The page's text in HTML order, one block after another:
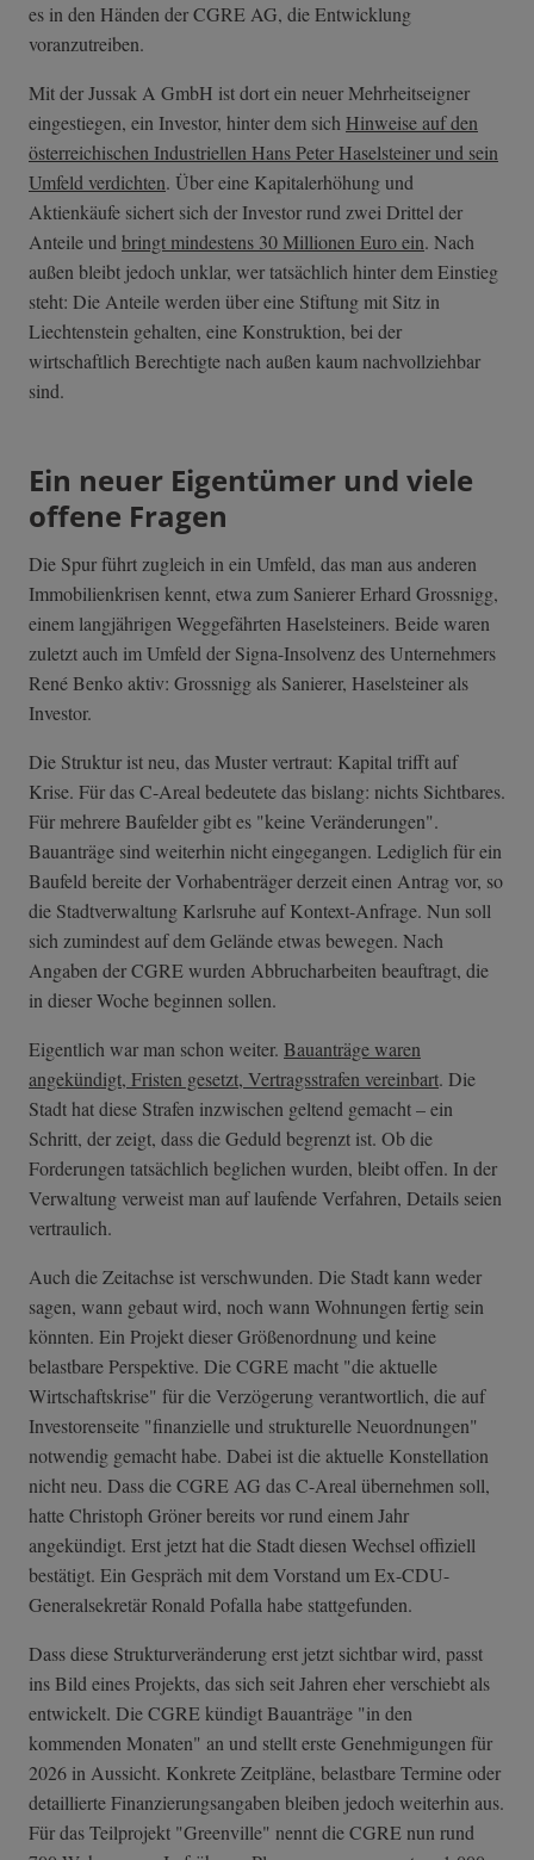
es in den Händen der CGRE AG, die Entwicklung
voranzutreiben.
Mit der Jussak A GmbH ist dort ein neuer Mehrheitseigner
eingestiegen, ein Investor, hinter dem sichHinweise auf den
österreichischen Industriellen Hans Peter Haselsteiner und sein
Umfeld verdichten. Über eine Kapitalerhöhung und
Aktienkäufe sichert sich der Investor rund zwei Drittel der
Anteile undbringt mindestens 30 Millionen Euro ein. Nach
außen bleibt jedoch unklar, wer tatsächlich hinter dem Einstieg
steht: Die Anteile werden über eine Stiftung mit Sitz in
Liechtenstein gehalten, eine Konstruktion, bei der
wirtschaftlich Berechtigte nach außen kaum nachvollziehbar
sind.
Ein neuer Eigentümer und viele
offene Fragen
Die Spur führt zugleich in ein Umfeld, das man aus anderen
Immobilienkrisen kennt, etwa zum Sanierer Erhard Grossnigg,
einem langjährigen Weggefährten Haselsteiners. Beide waren
zuletzt auch im Umfeld der Signa-Insolvenz des Unternehmers
René Benko aktiv: Grossnigg als Sanierer, Haselsteiner als
Investor.
Die Struktur ist neu, das Muster vertraut: Kapital trifft auf
Krise. Für das C-Areal bedeutete das bislang: nichts Sichtbares.
Für mehrere Baufelder gibt es "keine Veränderungen".
Bauanträge sind weiterhin nicht eingegangen. Lediglich für ein
Baufeld bereite der Vorhabenträger derzeit einen Antrag vor, so
die Stadtverwaltung Karlsruhe auf Kontext-Anfrage. Nun soll
sich zumindest auf dem Gelände etwas bewegen. Nach
Angaben der CGRE wurden Abbrucharbeiten beauftragt, die
in dieser Woche beginnen sollen.
Eigentlich war man schon weiter. Bauanträge waren
angekündigt, Fristen gesetzt, Vertragsstrafen vereinbart. Die
Stadt hat diese Strafen inzwischen geltend gemacht – ein
Schritt, der zeigt, dass die Geduld begrenzt ist. Ob die
Forderungen tatsächlich beglichen wurden, bleibt offen. In der
Verwaltung verweist man auf laufende Verfahren, Details seien
vertraulich.
Auch die Zeitachse ist verschwunden. Die Stadt kann weder
sagen, wann gebaut wird, noch wann Wohnungen fertig sein
könnten. Ein Projekt dieser Größenordnung und keine
belastbare Perspektive. Die CGRE macht "die aktuelle
Wirtschaftskrise" für die Verzögerung verantwortlich, die auf
Investorenseite "finanzielle und strukturelle Neuordnungen"
notwendig gemacht habe. Dabei ist die aktuelle Konstellation
nicht neu. Dass die CGRE AG das C-Areal übernehmen soll,
hatte Christoph Gröner bereits vor rund einem Jahr
angekündigt. Erst jetzt hat die Stadt diesen Wechsel offiziell
bestätigt. Ein Gespräch mit dem Vorstand um Ex-CDU-
Generalsekretär Ronald Pofalla habe stattgefunden.
Dass diese Strukturveränderung erst jetzt sichtbar wird, passt
ins Bild eines Projekts, das sich seit Jahren eher verschiebt als
entwickelt. Die CGRE kündigt Bauanträge "in den
kommenden Monaten" an und stellt erste Genehmigungen für
2026 in Aussicht. Konkrete Zeitpläne, belastbare Termine oder
detaillierte Finanzierungsangaben bleiben jedoch weiterhin aus.
Für das Teilprojekt "Greenville" nennt die CGRE nun rund